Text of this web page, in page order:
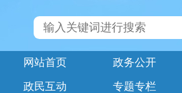
网站首页 政务公开
政民互动
专题专栏